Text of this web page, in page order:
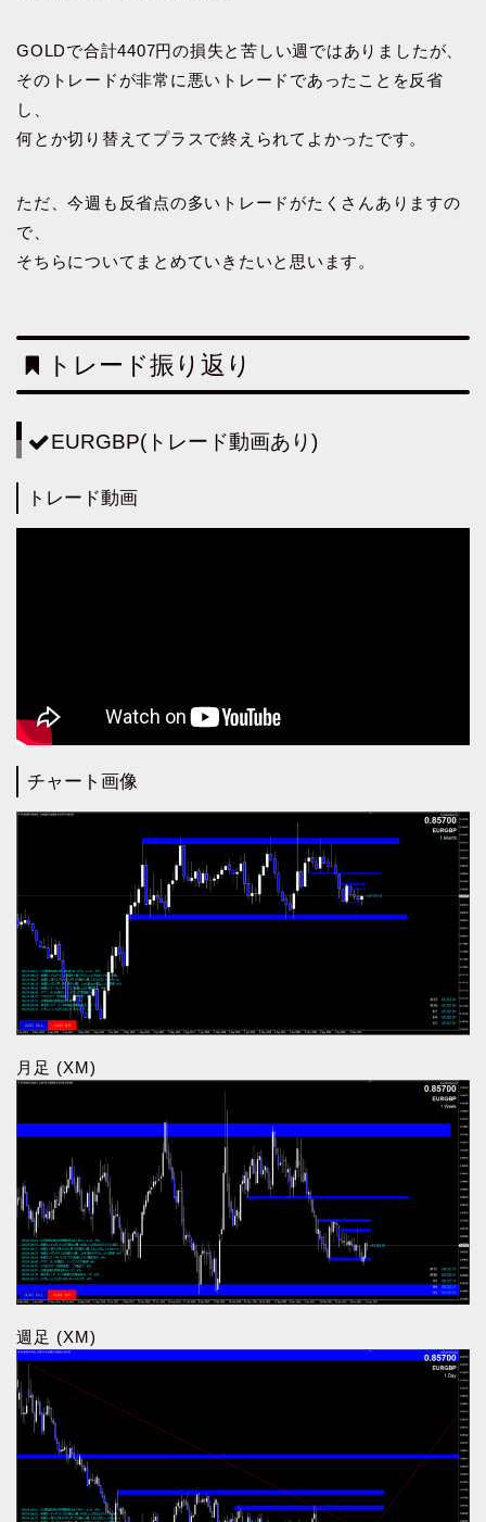
GOLDで合計4407円の損失と苦しい週ではありましたが、
そのトレードが非常に悪いトレードであったことを反省
し、
何とか切り替えてプラスで終えられてよかったです。
ただ、今週も反省点の多いトレードがたくさんありますの
で、
そちらについてまとめていきたいと思います。
トレード振り返り
EURGBP(トレード動画あり)
トレード動画
チャート画像
月足 (XM)
週足 (XM)